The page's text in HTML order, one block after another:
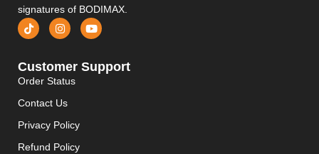
signatures of BODIMAX.
Customer Support
Order Status
Contact Us
Privacy Policy
Refund Policy